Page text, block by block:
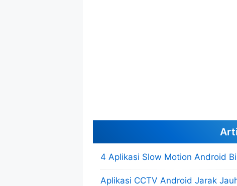
4 Aplikasi Slow Motion Android
Aplikasi CCTV Android Jarak